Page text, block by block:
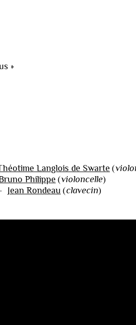
»
Langlois de Swarte (
Philippe (violoncelle)
Jean Rondeau (clavecin)